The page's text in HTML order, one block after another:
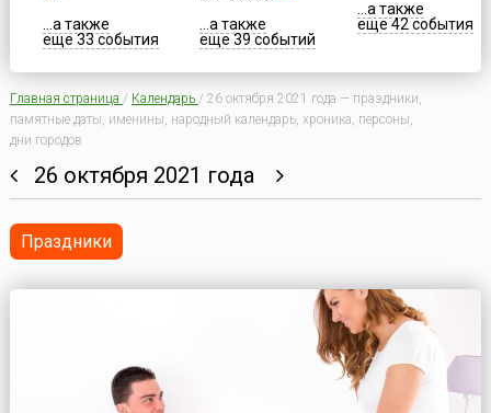
...а также
еще 33 события
...а также
еще 39 событий
...а также
еще 42 события
Главная страница / Календарь / 26 октября 2021 года — праздники,
памятные даты, именины, народный календарь, хроника, персоны,
дни городов
26 октября 2021 года
Праздники